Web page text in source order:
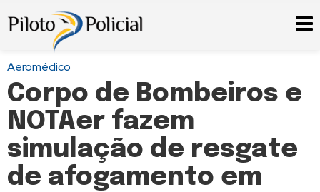
Aeromédico
Corpo de Bombeiros e
NOTAer fazem
simulação de resgate
de afogamento em